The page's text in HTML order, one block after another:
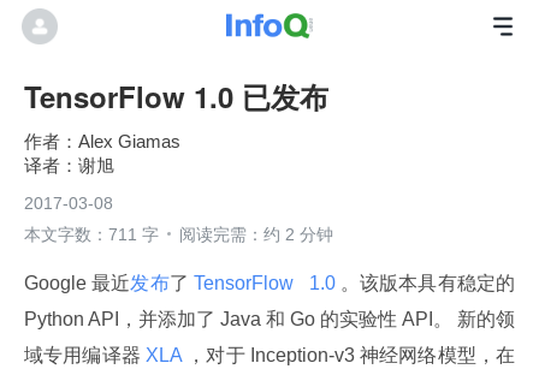
TensorFlow 1.0 已发布
Alex Giamas
谢旭
2017-03-08
本文字数：711 字
阅读完需：约 2 分钟
Google 最近发布了 TensorFlow 1.0 。该版本具有稳定的
Python API，并添加了 Java 和 Go 的实验性 API。 新的领
域专用编译器 XLA
，对于 Inception-v3 神经网络模型，在